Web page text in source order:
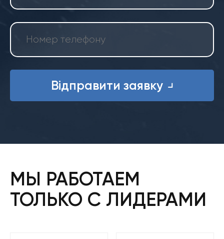
Відправити заявку
МЫ РАБОТАЕМ
ТОЛЬКО С ЛИДЕРАМИ